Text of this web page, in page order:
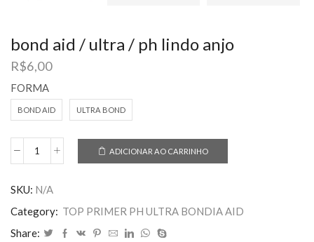
bond aid / ultra / ph lindo anjo
R$6,00
FORMA
BOND AID ULTRA BOND
bond
/
/
ph
ADICIONAR AO CARRINHO
SKU: N/A
Category: TOP PRIMER PH ULTRA BONDIA AID
Share: